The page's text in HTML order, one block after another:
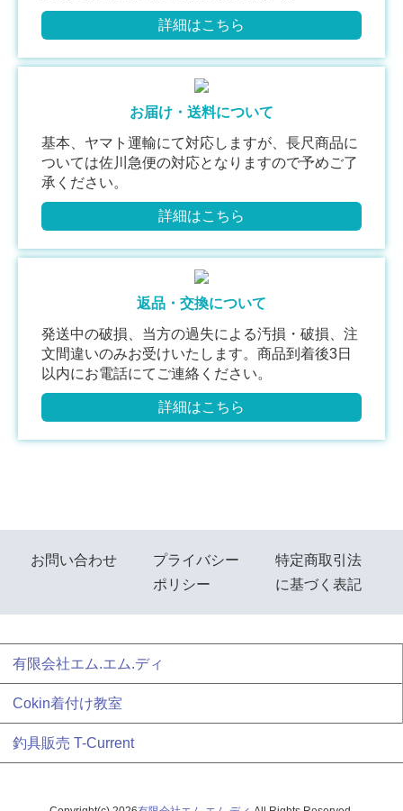
詳細はこちら
お届け・送料について
基本、ヤマト運輸にて対応しますが、長尺商品に
ついては佐川急便の対応となりますので予めご了
承ください。
詳細はこちら
返品・交換について
発送中の破損、当方の過失による汚損・破損、注
文間違いのみお受けいたします。商品到着後3日
以内にお電話にてご連絡ください。
詳細はこちら
お問い合わせ
プライバシー
ポリシー
特定商取引法
に基づく表記
有限会社エム.エム.ディ
Cokin着付け教室
釣具販売 T-Current